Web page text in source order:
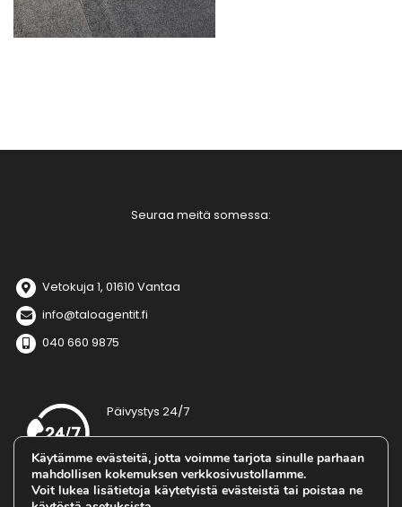
Seuraa meitä somessa:
Vetokuja 1, 01610 Vantaa
info@taloagentit.fi
040 660 9875
Päivystys 24/7
Tarjoamme sopimusasiakkaillemme
ympärivuorokautisen päivystyksen ilman
erillistä kiinteistökohtaista veloitusta.
Käytämme evästeitä, jotta voimme tarjota sinulle parhaan
mahdollisen kokemuksen verkkosivustollamme.
Voit lukea lisätietoja käytetyistä evästeistä tai poistaa ne